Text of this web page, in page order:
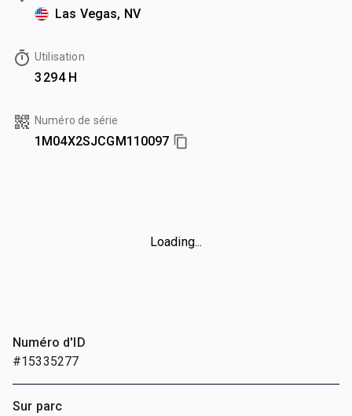
Las Vegas, NV
Utilisation
3 294 H
Numéro de série
1M04X2SJCGM110097
Loading...
Numéro d'ID
#15335277
Sur parc